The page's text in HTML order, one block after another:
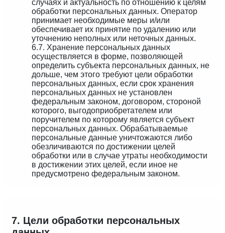
случаях и актуальность по отношению к целям
обработки персональных данных. Оператор
принимает необходимые меры и/или
обеспечивает их принятие по удалению или
уточнению неполных или неточных данных.
6.7. Хранение персональных данных
осуществляется в форме, позволяющей
определить субъекта персональных данных, не
дольше, чем этого требуют цели обработки
персональных данных, если срок хранения
персональных данных не установлен
федеральным законом, договором, стороной
которого, выгодоприобретателем или
поручителем по которому является субъект
персональных данных. Обрабатываемые
персональные данные уничтожаются либо
обезличиваются по достижении целей
обработки или в случае утраты необходимости
в достижении этих целей, если иное не
предусмотрено федеральным законом.
7. Цели обработки персональных